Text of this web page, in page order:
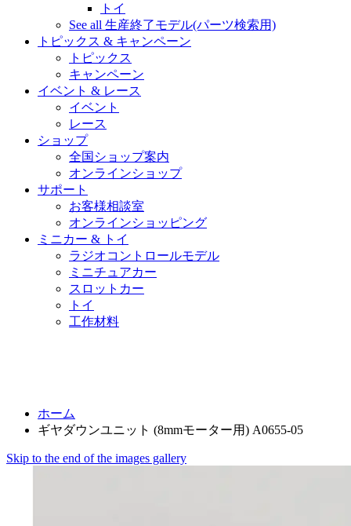
トイ
See all 生産終了モデル(パーツ検索用)
トピックス & キャンペーン
トピックス
キャンペーン
イベント & レース
イベント
レース
ショップ
全国ショップ案内
オンラインショップ
サポート
お客様相談室
オンラインショッピング
ミニカー & トイ
ラジオコントロールモデル
ミニチュアカー
スロットカー
トイ
工作材料
ホーム
ギヤダウンユニット (8mmモーター用) A0655-05
Skip to the end of the images gallery